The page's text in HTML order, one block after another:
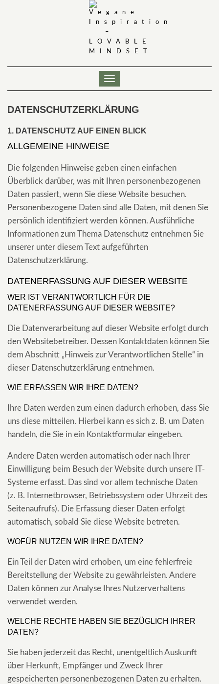
Toggle
Navigation
DATENSCHUTZERKLÄRUNG
1. DATENSCHUTZ AUF EINEN BLICK
ALLGEMEINE HINWEISE
Die folgenden Hinweise geben einen einfachen
Überblick darüber, was mit Ihren personenbezogenen
Daten passiert, wenn Sie diese Website besuchen.
Personenbezogene Daten sind alle Daten, mit denen Sie
persönlich identifiziert werden können. Ausführliche
Informationen zum Thema Datenschutz entnehmen Sie
unserer unter diesem Text aufgeführten
Datenschutzerklärung.
DATENERFASSUNG AUF DIESER WEBSITE
WER IST VERANTWORTLICH FÜR DIE
DATENERFASSUNG AUF DIESER WEBSITE?
Die Datenverarbeitung auf dieser Website erfolgt durch
den Websitebetreiber. Dessen Kontaktdaten können Sie
dem Abschnitt „Hinweis zur Verantwortlichen Stelle“ in
dieser Datenschutzerklärung entnehmen.
WIE ERFASSEN WIR IHRE DATEN?
Ihre Daten werden zum einen dadurch erhoben, dass Sie
uns diese mitteilen. Hierbei kann es sich z. B. um Daten
handeln, die Sie in ein Kontaktformular eingeben.
Andere Daten werden automatisch oder nach Ihrer
Einwilligung beim Besuch der Website durch unsere IT-
Systeme erfasst. Das sind vor allem technische Daten
(z. B. Internetbrowser, Betriebssystem oder Uhrzeit des
Seitenaufrufs). Die Erfassung dieser Daten erfolgt
automatisch, sobald Sie diese Website betreten.
WOFÜR NUTZEN WIR IHRE DATEN?
Ein Teil der Daten wird erhoben, um eine fehlerfreie
Bereitstellung der Website zu gewährleisten. Andere
Daten können zur Analyse Ihres Nutzerverhaltens
verwendet werden.
WELCHE RECHTE HABEN SIE BEZÜGLICH IHRER
DATEN?
Sie haben jederzeit das Recht, unentgeltlich Auskunft
über Herkunft, Empfänger und Zweck Ihrer
gespeicherten personenbezogenen Daten zu erhalten.